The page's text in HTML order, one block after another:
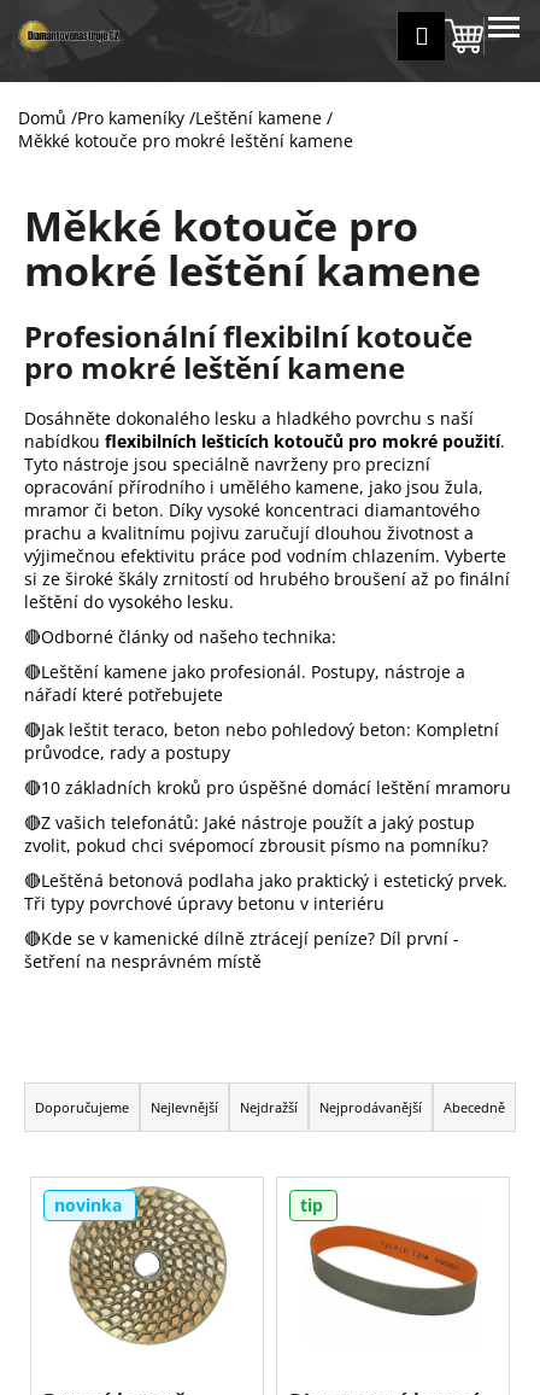
na
obsah
Přihlášení
košík
MENU
Domů /Pro kameníky /Leštění kamene /
Měkké kotouče pro mokré leštění kamene
Měkké kotouče pro
mokré leštění kamene
Profesionální flexibilní kotouče
pro mokré leštění kamene
Dosáhněte dokonalého lesku a hladkého povrchu s naší
nabídkou flexibilních lešticích kotoučů pro mokré použití.
Tyto nástroje jsou speciálně navrženy pro precizní
opracování přírodního i umělého kamene, jako jsou žula,
mramor či beton. Díky vysoké koncentraci diamantového
prachu a kvalitnímu pojivu zaručují dlouhou životnost a
výjimečnou efektivitu práce pod vodním chlazením. Vyberte
si ze široké škály zrnitostí od hrubého broušení až po finální
leštění do vysokého lesku.
🔴Odborné články od našeho technika:
🔴Leštění kamene jako profesionál. Postupy, nástroje a
nářadí které potřebujete
🔴Jak leštit teraco, beton nebo pohledový beton: Kompletní
průvodce, rady a postupy
🔴10 základních kroků pro úspěšné domácí leštění mramoru
🔴Z vašich telefonátů: Jaké nástroje použít a jaký postup
zvolit, pokud chci svépomocí zbrousit písmo na pomníku?
🔴Leštěná betonová podlaha jako praktický i estetický prvek.
Tři typy povrchové úpravy betonu v interiéru
🔴Kde se v kamenické dílně ztrácejí peníze? Díl první -
šetření na nesprávném místě
Ř
a
z
e
Doporučujeme Nejlevnější Nejdražší Nejprodávanější Abecedně
V
novinka tip
š
Zpět
Zpět
C
o
t
ř
e
b
u
j
e
t
e
n
a
j
í
t
?
Hledat
D
o
p
o
j
e
e